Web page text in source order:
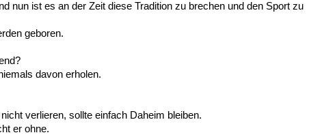
nun ist es an der Zeit diese Tradition zu brechen und den Sport zu
geboren.
davon erholen.
verlieren, sollte einfach Daheim bleiben.
er ohne.